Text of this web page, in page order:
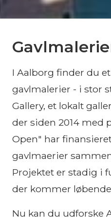
I Aalborg finder du
gavlmalerier - i stor
Gallery, et lokalt
der siden 2014 med
Open" har
gavlmaerier
Projektet er stadig i
der kommer
Nu kan du udforske